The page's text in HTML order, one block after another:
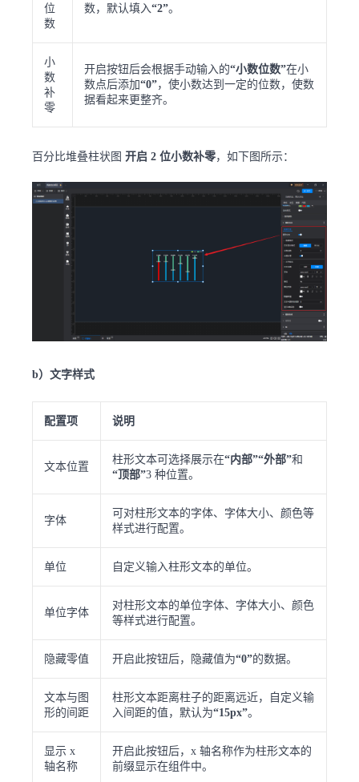
位
数
数，默认填入“2”。
小
数
补
零
开启按钮后会根据手动输入的“小数位数”在小
数点后添加“0”，使小数达到一定的位数，使数
据看起来更整齐。
百分比堆叠柱状图 开启 2 位小数补零，如下图所示：
b）文字样式
配置项 说明
文本位置
柱形文本可选择展示在“内部”“外部”和
“顶部”3 种位置。
字体
可对柱形文本的字体、字体大小、颜色等
样式进行配置。
单位 自定义输入柱形文本的单位。
单位字体
对柱形文本的单位字体、字体大小、颜色
等样式进行配置。
隐藏零值 开启此按钮后，隐藏值为“0”的数据。
文本与图
形的间距
柱形文本距离柱子的距离远近，自定义输
入间距的值，默认为“15px”。
显示 x
轴名称
开启此按钮后，x 轴名称作为柱形文本的
前缀显示在组件中。